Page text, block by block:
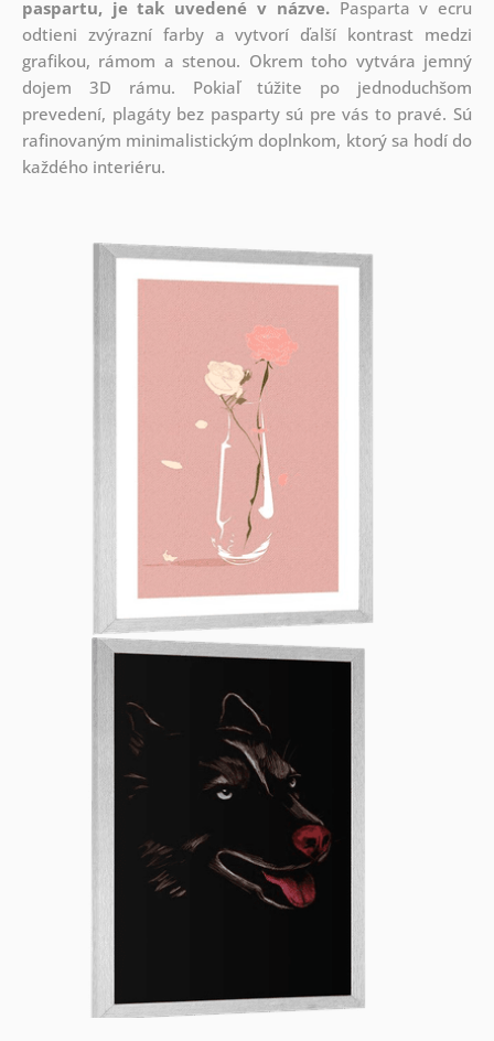
paspartu, je tak uvedené v názve.Pasparta v ecru
odtieni zvýrazní farby a vytvorí ďalší kontrast medzi
grafikou, rámom a stenou. Okrem toho vytvára jemný
dojem 3D rámu. Pokiaľ túžite po jednoduchšom
prevedení, plagáty bez pasparty sú pre vás to pravé. Sú
rafinovaným minimalistickým doplnkom, ktorý sa hodí do
každého interiéru.